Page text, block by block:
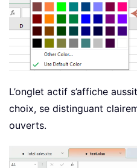
L’onglet actif s’affiche
choix, se distinguant
ouverts.